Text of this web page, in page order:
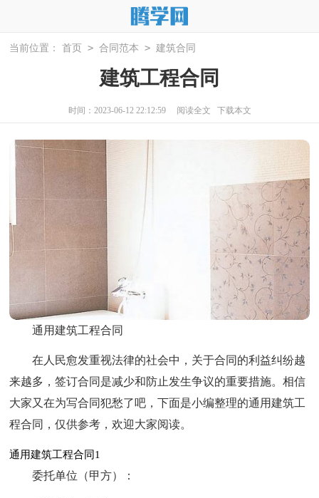
当前位置： 首页 > 合同范本 > 建筑合同
建筑工程合同
时间：2023-06-12 22:12:59 阅读全文 下载本文
通用建筑工程合同
在人民愈发重视法律的社会中，关于合同的利益纠纷越
来越多，签订合同是减少和防止发生争议的重要措施。相信
大家又在为写合同犯愁了吧，下面是小编整理的通用建筑工
程合同，仅供参考，欢迎大家阅读。
通用建筑工程合同1
委托单位（甲方）：